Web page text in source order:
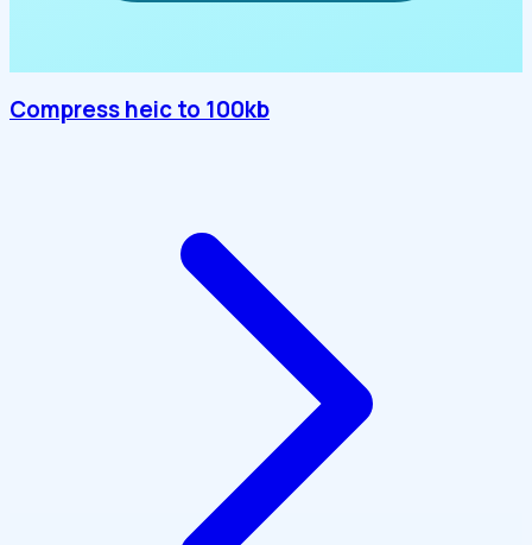
Compress heic to 100kb